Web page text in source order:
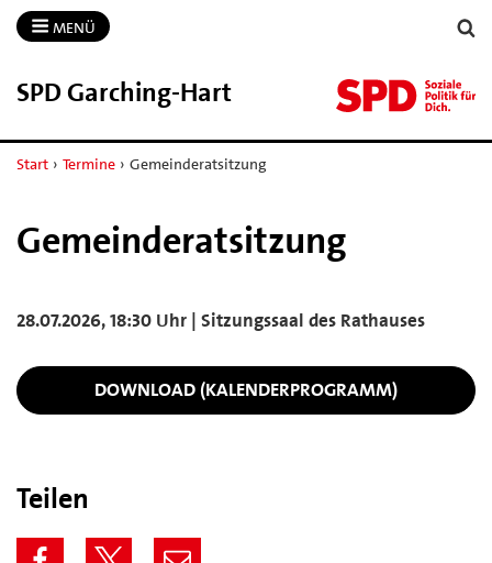
MENÜ
SPD Garching-​Hart
Start › Termine › Gemeinderatsitzung
Gemeinderatsitzung
28.07.2026, 18:30 Uhr | Sitzungssaal des Rathauses
DOWNLOAD (KALENDERPROGRAMM)
Teilen